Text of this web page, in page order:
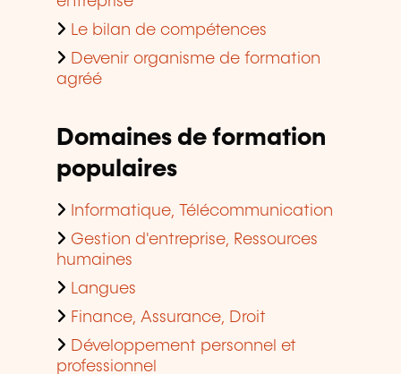
Le bilan de compétences
Devenir organisme de formation
agréé
Domaines de formation
populaires
Informatique, Télécommunication
Gestion d'entreprise, Ressources
humaines
Langues
Finance, Assurance, Droit
Développement personnel et
professionnel